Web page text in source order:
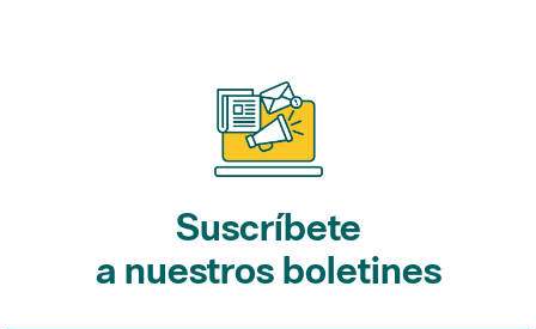
Suscríbete
a nuestros boletines